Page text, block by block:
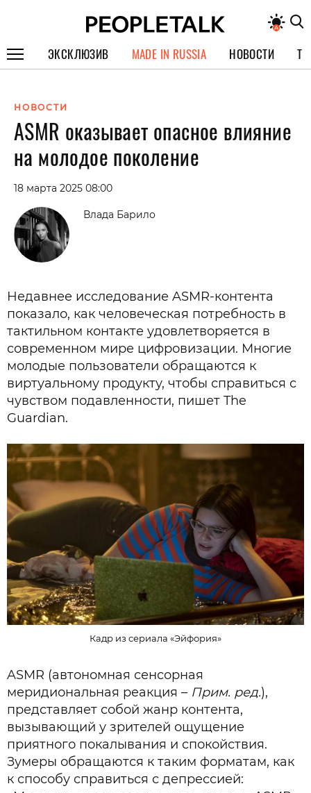
ЭКСКЛЮЗИВ
СПЕЦПРОЕКТЫ
ИНТЕРВЬЮ
ПОКОЛЕНИЕ
MADE IN RUSSIA НОВОСТИ
НОВОСТИ
ASMR оказывает опасное влияние
на молодое поколение
18 марта 2025 08:00
Влада Барило
Недавнее исследование ASMR-контента
показало, как человеческая потребность в
тактильном контакте удовлетворяется в
современном мире цифровизации. Многие
молодые пользователи обращаются к
виртуальному продукту, чтобы справиться с
чувством подавленности, пишет The
Guardian.
Кадр из сериала «Эйфория»
ASMR (автономная сенсорная
меридиональная реакция – Прим. ред.),
представляет собой жанр контента,
вызывающий у зрителей ощущение
приятного покалывания и спокойствия.
Зумеры обращаются к таким форматам, как
к способу справиться с депрессией: